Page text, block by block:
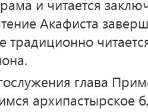
и читается
Акафиста
традиционно
глава
архипастырское